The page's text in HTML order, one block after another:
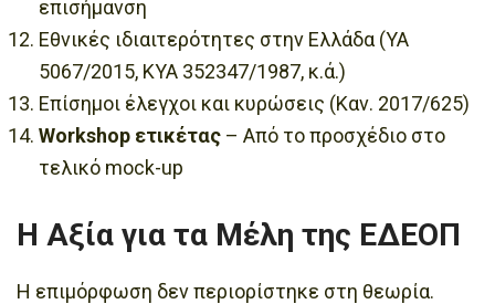
επισήμανση
Εθνικές ιδιαιτερότητες στην Ελλάδα (ΥΑ
5067/2015, ΚΥΑ 352347/1987, κ.ά.)
Επίσημοι έλεγχοι και κυρώσεις (Καν. 2017/625)
Workshop ετικέτας – Από το προσχέδιο στο
τελικό mock-up
Η Αξία για τα Μέλη της ΕΔΕΟΠ
Η επιμόρφωση δεν περιορίστηκε στη θεωρία.